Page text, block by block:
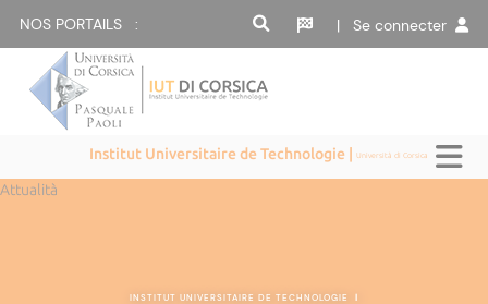
NOS PORTAILS : | Se connecter
Institut Universitaire de Technologie |Università di Corsica
Attualità
INSTITUT UNIVERSITAIRE DE TECHNOLOGIE |